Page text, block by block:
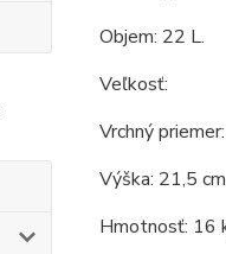
Objem: 22 L.
Veľkosť:
Vrchný
Výška: 21,5
Hmotnosť: 16